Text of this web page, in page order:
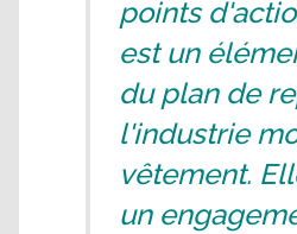
points
est un
du plan de
l'industrie
vêtement.
un